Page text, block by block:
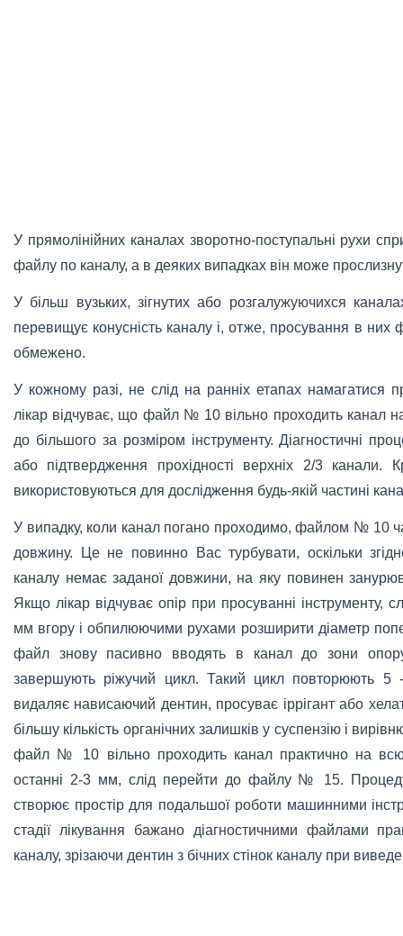
У прямолінійних каналах зворотно-поступальні рухи
файлу по каналу, а в деяких випадках він може
У більш вузьких, зігнутих або розгалужуючихся
перевищує конусність каналу і, отже, просування в них
обмежено.
У кожному разі, не слід на ранніх етапах намагатися
лікар відчуває, що файл № 10 вільно проходить канал
до більшого за розміром інструменту. Діагностичні
або підтвердження прохідності верхніх 2/3 канали.
використовуються для дослідження будь-якій частині
У випадку, коли канал погано проходимо, файлом № 10
довжину. Це не повинно Вас турбувати, оскільки
каналу немає заданої довжини, на яку повинен
Якщо лікар відчуває опір при просуванні інструменту,
мм вгору і обпилюючими рухами розширити діаметр
файл знову пасивно вводять в канал до зони
завершують ріжучий цикл. Такий цикл повторюють 5
видаляє нависаючий дентин, просуває іррігант або
більшу кількість органічних залишків у суспензію і
файл № 10 вільно проходить канал практично на
останні 2-3 мм, слід перейти до файлу № 15.
створює простір для подальшої роботи машинними
стадії лікування бажано діагностичними файлами
каналу, зрізаючи дентин з бічних стінок каналу при